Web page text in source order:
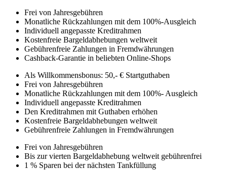
Frei von Jahresgebühren
Monatliche Rückzahlungen mit dem 100%-Ausgleich
Individuell angepasste Kreditrahmen
Kostenfreie Bargeldabhebungen weltweit
Gebührenfreie Zahlungen in Fremdwährungen
Cashback-Garantie in beliebten Online-Shops
Als Willkommensbonus: 50,- € Startguthaben
Frei von Jahresgebühren
Monatliche Rückzahlungen mit dem 100%- Ausgleich
Individuell angepasste Kreditrahmen
Den Kreditrahmen mit Guthaben erhöhen
Kostenfreie Bargeldabhebungen weltweit
Gebührenfreie Zahlungen in Fremdwährungen
Frei von Jahresgebühren
Bis zur vierten Bargeldabhebung weltweit gebührenfrei
1 % Sparen bei der nächsten Tankfüllung